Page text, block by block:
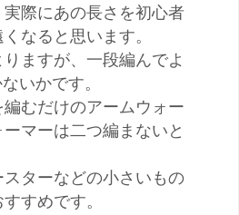
際にあの長さを初心者
なると思います。
ますが、一段編んでよ
いかです。
むだけのアームウォー
マーは二つ編まないと
ターなどの小さいもの
すめです。